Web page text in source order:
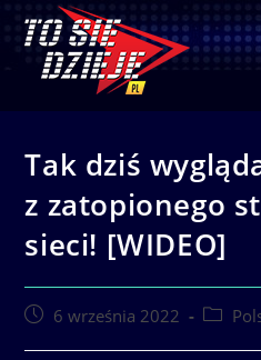
content
Tak dziś
z zatopionego
sieci! [WIDEO]
Post6 września 2022
Post